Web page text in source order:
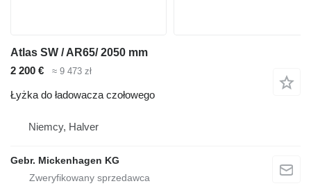
Atlas SW / AR65/ 2050 mm
2 200 €
≈ 9 473 zł
Łyżka do ładowacza czołowego
Niemcy, Halver
Gebr. Mickenhagen KG